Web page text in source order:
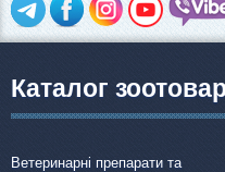
Каталог
Ветеринарні препарати та